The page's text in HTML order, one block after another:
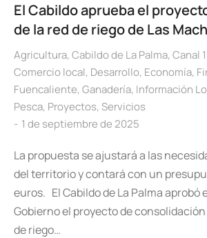
El Cabildo aprueba el
de la red de riego de Las
Agricultura, Cabildo de La Palma, Canal
Comercio local, Desarrollo, Economía,
Fuencaliente, Ganadería, Información
Pesca, Proyectos, Servicios
1 de septiembre de 2025
La propuesta se ajustará a las
del territorio y contará con un
euros. El Cabildo de La Palma aprobó
Gobierno el proyecto de
de riego…